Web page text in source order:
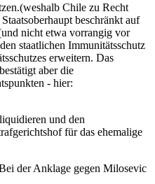
Chile zu Recht
beschränkt auf
nicht etwa vorrangig vor
staatlichen Immunitätsschutz
erweitern. Das
aber die
- hier:
und den
für das ehemalige
der Anklage gegen Milosevic